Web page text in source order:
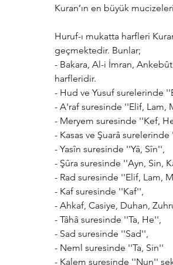
Kuran’ın en büyük
Huruf-ı mukatta harfleri
geçmektedir. Bunlar;
- Bakara, Al-i İmran,
harfleridir.
- Hud ve Yusuf surelerinde
- A'raf suresinde ''Elif, Lam,
- Meryem suresinde ''Kef,
- Kasas ve Şuarâ
- Yasîn suresinde ''Yâ, Sîn'',
- Şûra suresinde ''Ayn, Sin,
- Rad suresinde ''Elif, Lam,
- Kaf suresinde ''Kaf'',
- Ahkaf, Casiye, Duhan,
- Tâhâ suresinde ''Ta, He'',
- Sad suresinde ''Sad'',
- Neml suresinde ''Ta, Sin''
- Kalem suresinde ''Nun''